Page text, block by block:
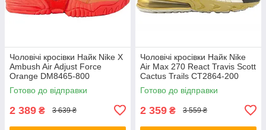
Чоловічі кросівки Найк Nike X
Ambush Air Adjust Force
Orange DM8465-800
Готово до відправки
2 389 ₴ 3 639 ₴
Чоловічі кросівки Найк Nike
Air Max 270 React Travis Scott
Cactus Trails CT2864-200
Готово до відправки
2 359 ₴ 3 559 ₴